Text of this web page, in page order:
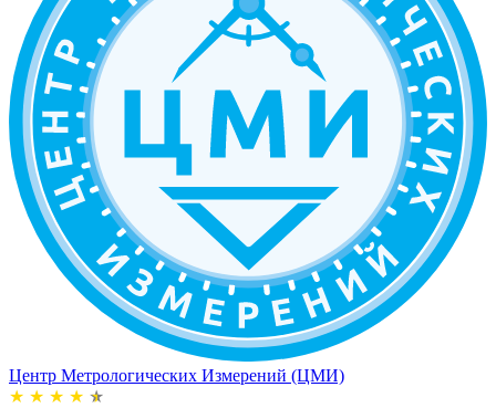
Центр Метрологических Измерений (ЦМИ)
★ ★ ★ ★ ★